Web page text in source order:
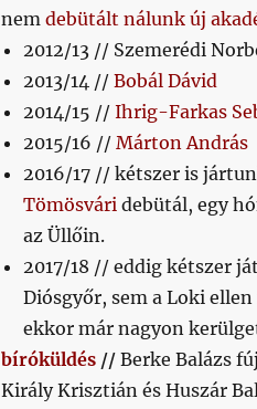
nem debütált nálunk új
2012/13 // Szemerédi
2013/14 // Bobál Dávid
2014/15 // Ihrig-Farkas
2015/16 // Márton András
2016/17 // kétszer is
Tömösváridebütál, egy
az Üllőin.
2017/18 // eddig kétszer
Diósgyőr, sem a Loki
ekkor már nagyon
bíróküldés// Berke Balázs
Király Krisztián és Huszár